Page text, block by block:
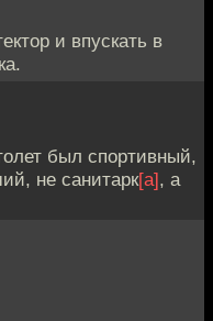
и впускать в
был спортивный,
не санитарк[а], а